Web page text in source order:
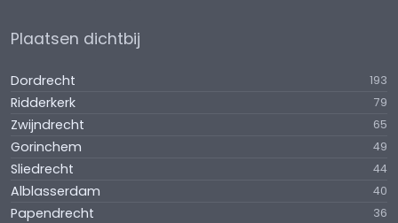
Plaatsen dichtbij
Dordrecht 193
Ridderkerk 79
Zwijndrecht 65
Gorinchem 49
Sliedrecht 44
Alblasserdam 40
Papendrecht 36